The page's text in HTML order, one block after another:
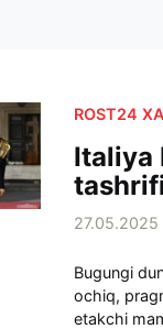
ROST24
Italiya
27.05.2025
Bugungi
ochiq,
etakchi